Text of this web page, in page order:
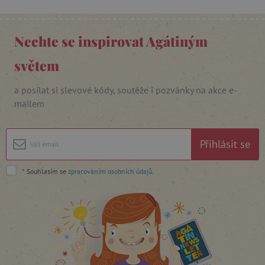
Nechte se inspirovat Agátiným
světem
a posílat si slevové kódy, soutěže i pozvánky na akce e-
mailem
Přihlásit se
* Souhlasím se zpracováním osobních údajů
_lb_ccc .agatinsvet.cz
cjConsent .agatinsvet.cz